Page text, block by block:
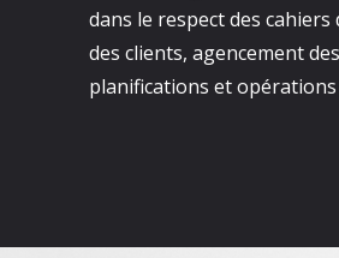
dans le respect des cahiers
des clients, agencement des
planifications et opérations